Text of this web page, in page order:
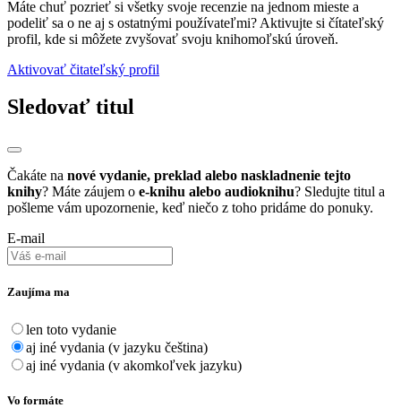
Máte chuť pozrieť si všetky svoje recenzie na jednom mieste a
podeliť sa o ne aj s ostatnými používateľmi? Aktivujte si čítateľský
profil, kde si môžete zvyšovať svoju knihomoľskú úroveň.
Aktivovať čitateľský profil
Sledovať titul
Čakáte na nové vydanie, preklad alebo naskladnenie tejto
knihy? Máte záujem o e-knihu alebo audioknihu? Sledujte titul a
pošleme vám upozornenie, keď niečo z toho pridáme do ponuky.
E-mail
Zaujíma ma
len toto vydanie
aj iné vydania (v jazyku čeština)
aj iné vydania (v akomkoľvek jazyku)
Vo formáte